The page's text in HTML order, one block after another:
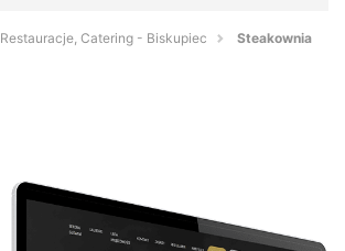
Restauracje, Catering - Biskupiec Steakownia